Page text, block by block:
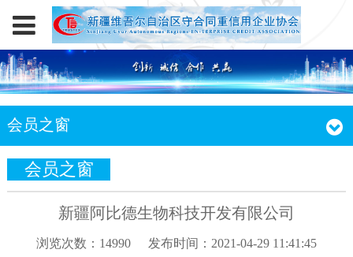
会员之窗
会员之窗
新疆阿比德生物科技开发有限公司
浏览次数：14990 发布时间：2021-04-29 11:41:45